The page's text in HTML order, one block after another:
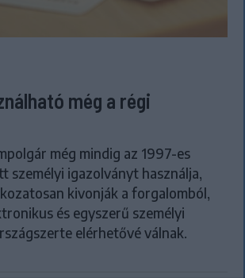
még a régi
még mindig az 1997-es
személyi igazolványt használja,
kivonják a forgalomból,
és egyszerű személyi
elérhetővé válnak.